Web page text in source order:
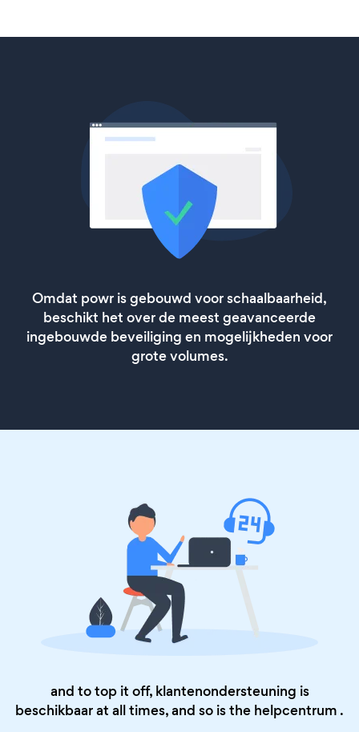
Omdat powr is gebouwd voor schaalbaarheid,
beschikt het over de meest geavanceerde
ingebouwde beveiliging en mogelijkheden voor
grote volumes.
and to top it off, klantenondersteuning is
beschikbaar at all times, and so is the helpcentrum .